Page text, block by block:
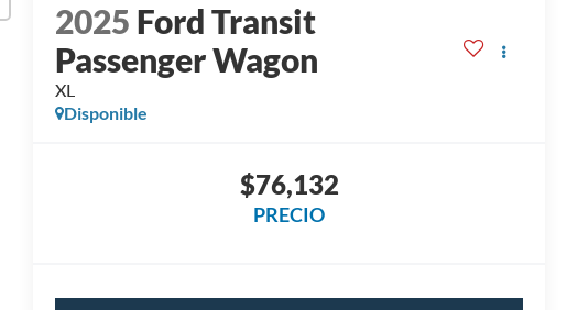
2025 Ford Transit
Passenger Wagon
XL
Disponible
$76,132
PRECIO